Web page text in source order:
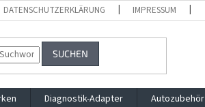
DATENSCHUTZERKLÄRUNG IMPRESSUM
SUCHEN
Diagnostik-Adapter Autozubehör